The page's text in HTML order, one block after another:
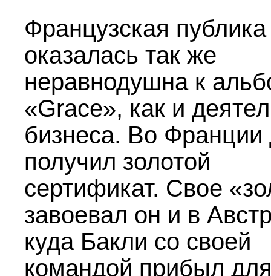
Французская публика
оказалась так же
неравнодушна к
«Grace», как и
бизнеса. Во Франции
получил золотой
сертификат. Свое
завоевал он и в
куда Бакли со своей
командой прибыл